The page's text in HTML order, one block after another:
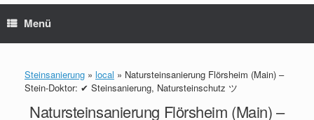
Menü
Steinsanierung » local » Natursteinsanierung Flörsheim (Main) –
Stein-Doktor: ✔ Steinsanierung, Natursteinschutz ツ
Natursteinsanierung Flörsheim (Main) –